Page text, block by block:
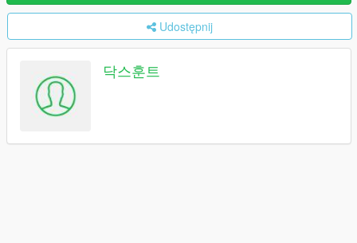
Udostępnij
닥스훈트